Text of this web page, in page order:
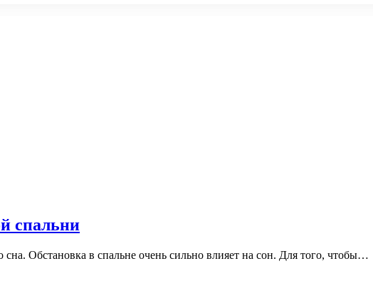
спальни
Обстановка в спальне очень сильно влияет на сон. Для того, чтобы…